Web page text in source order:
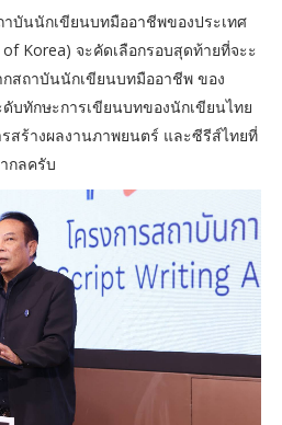
บันนักเขียนบทมืออาชีพของประเทศ
of Korea) จะคัดเลือกรอบสุดท้ายที่จะะ
สถาบันนักเขียนบทมืออาชีพ ของ
ดับทักษะการเขียนบทของนักเขียนไทย
สร้างผลงานภาพยนตร์ และซีรีส์ไทยที่
กลครับ